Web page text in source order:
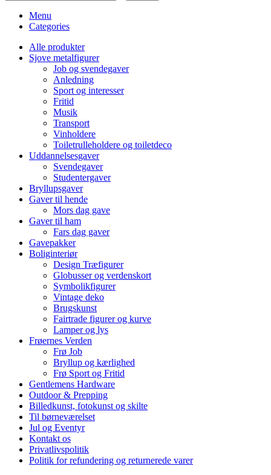
Menu
Categories
Alle produkter
Sjove metalfigurer
Job og svendegaver
Anledning
Sport og interesser
Fritid
Musik
Transport
Vinholdere
Toiletrulleholdere og toiletdeco
Uddannelsesgaver
Svendegaver
Studentergaver
Bryllupsgaver
Gaver til hende
Mors dag gave
Gaver til ham
Fars dag gaver
Gavepakker
Boliginteriør
Design Træfigurer
Globusser og verdenskort
Symbolikfigurer
Vintage deko
Brugskunst
Fairtrade figurer og kurve
Lamper og lys
Frøernes Verden
Frø Job
Bryllup og kærlighed
Frø Sport og Fritid
Gentlemens Hardware
Outdoor & Prepping
Billedkunst, fotokunst og skilte
Til børneværelset
Jul og Eventyr
Kontakt os
Privatlivspolitik
Politik for refundering og returnerede varer